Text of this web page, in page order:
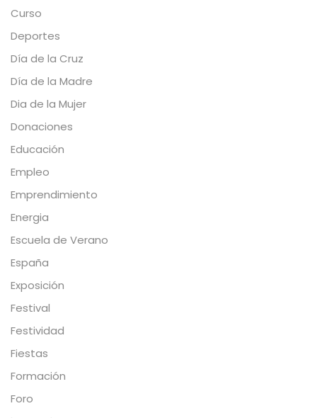
Curso
Deportes
Día de la Cruz
Día de la Madre
Dia de la Mujer
Donaciones
Educación
Empleo
Emprendimiento
Energia
Escuela de Verano
España
Exposición
Festival
Festividad
Fiestas
Formación
Foro